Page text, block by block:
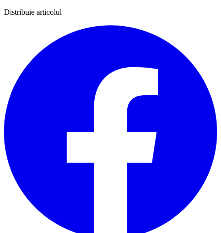
Distribuie articolul